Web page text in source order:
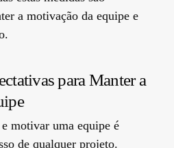
a motivação da equipe e
para Manter a
motivar uma equipe é
de qualquer projeto.